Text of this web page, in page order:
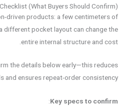
(What Buyers Should Confirm)
driven products: a few centimeters of
different pocket layout can change the
entire internal structure and cost.
the details below early—this reduces
and ensures repeat-order consistency.
Key specs to confirm
: